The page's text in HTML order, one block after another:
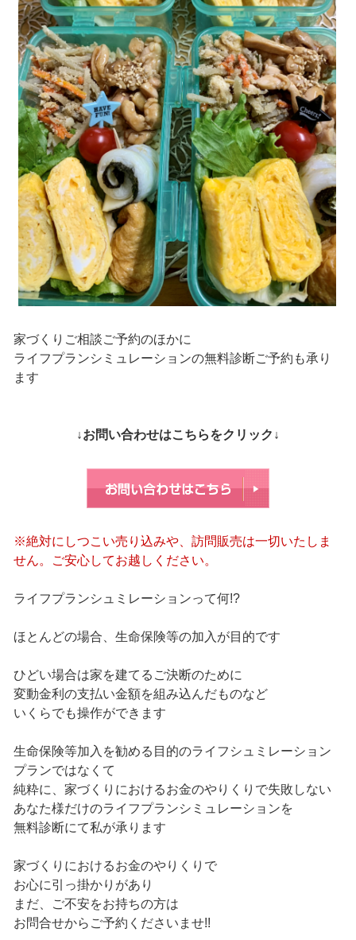
家づくりご相談ご予約のほかに
ライフプランシミュレーションの無料診断ご予約も承り
ます
↓お問い合わせはこちらをクリック↓
※絶対にしつこい売り込みや、訪問販売は一切いたしま
せん。ご安心してお越しください。
ライフプランシュミレーションって何!?
ほとんどの場合、生命保険等の加入が目的です
ひどい場合は家を建てるご決断のために
変動金利の支払い金額を組み込んだものなど
いくらでも操作ができます
生命保険等加入を勧める目的のライフシュミレーション
プランではなくて
純粋に、家づくりにおけるお金のやりくりで失敗しない
あなた様だけのライフプランシミュレーションを
無料診断にて私が承ります
家づくりにおけるお金のやりくりで
お心に引っ掛かりがあり
まだ、ご不安をお持ちの方は
お問合せからご予約くださいませ!!